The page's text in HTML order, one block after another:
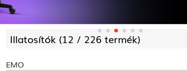
Illatosítók (12 / 226 termék)
EMO